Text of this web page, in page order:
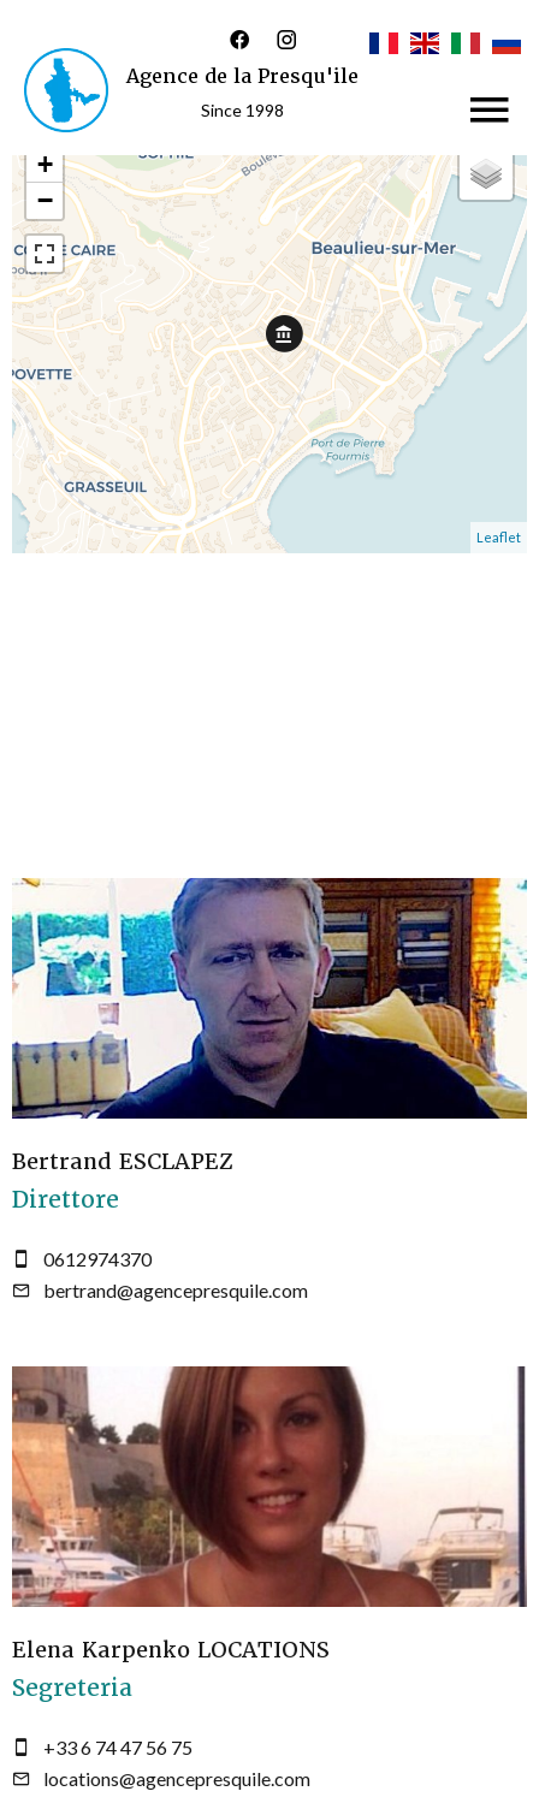
Agence de la Presqu'ile
Since 1998
+
−
Leaflet
Bertrand ESCLAPEZ
Direttore
0612974370
bertrand@agencepresquile.com
Elena Karpenko LOCATIONS
Segreteria
+33 6 74 47 56 75
locations@agencepresquile.com